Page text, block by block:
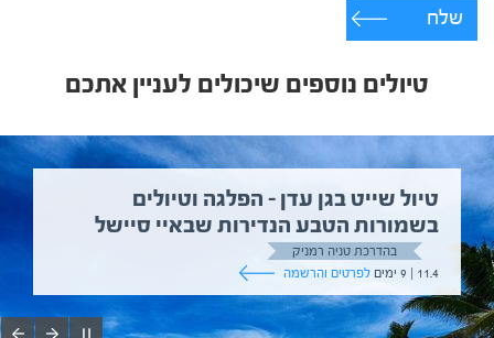
שלח
טיולים נוספים שיכולים לעניין אתכם
טיול שייט בגן עדן – הפלגה וטיולים
בשמורות הטבע הנדירות שבאיי סיישל
בהדרכת טניה רמניק
11.4 | 9 ימים
לפרטים והרשמה